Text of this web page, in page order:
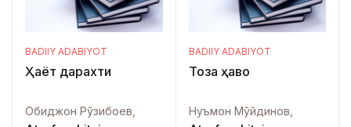
BADIIY ADABIYOT
Ҳаёт дарахти
Обиджон Рўзибоев,
BADIIY ADABIYOT
Тоза ҳаво
Нуъмон Мўйдинов,